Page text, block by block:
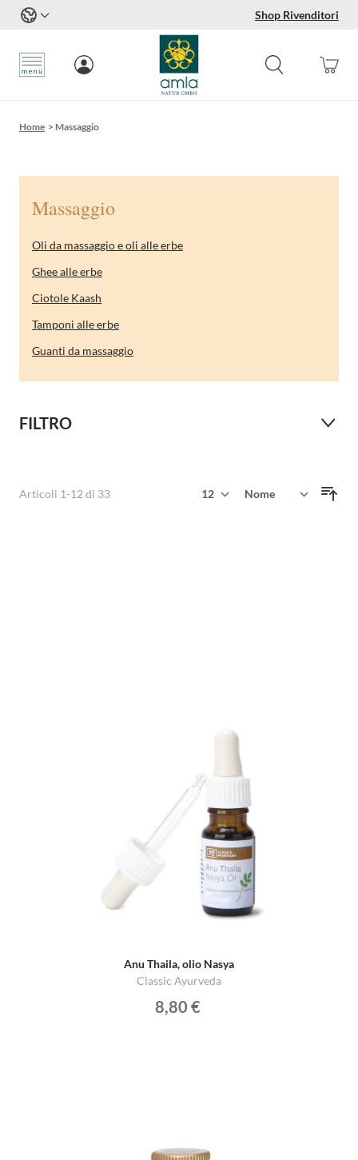
Shop Rivenditori
Home > Massaggio
Massaggio
Oli da massaggio e oli alle erbe
Ghee alle erbe
Ciotole Kaash
Tamponi alle erbe
Guanti da massaggio
FILTRO
Articoli 1-12 di 33
Ordina per
Anu Thaila, olio Nasya
Classic Ayurveda
8,80 €